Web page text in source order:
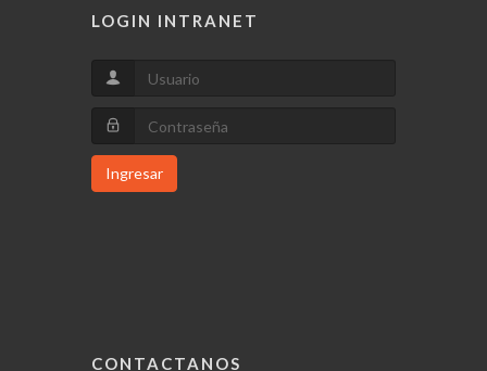
LOGIN INTRANET
Ingresar
CONTACTANOS